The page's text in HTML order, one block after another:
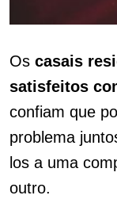
Os casais
satisfeitos
confiam que
problema
los a uma
outro.